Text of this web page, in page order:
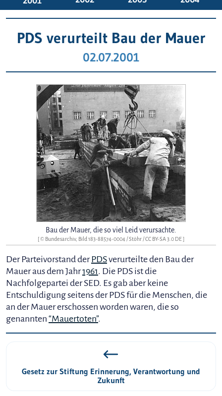
PDS verurteilt Bau der Mauer
02.07.2001
Bau der Mauer, die so viel Leid verursachte.
[ © Bundesarchiv, Bild 183-88574-0004 / Stöhr /CC BY-SA 3.0 DE]
Der Parteivorstand derPDSverurteilte den Bau der
Mauer aus dem Jahr1961. Die PDS ist die
Nachfolgepartei der SED. Es gab aber keine
Entschuldigung seitens der PDS für die Menschen, die
an der Mauer erschossen worden waren, die so
genannten “Mauertoten”.
Gesetz zur Stiftung Erinnerung, Verantwortung und
Zukunft